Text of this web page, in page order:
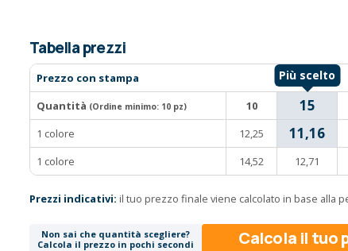
Tabella prezzi
Prezzo con stampa
Quantità (Ordine minimo: 10 pz) 10 15
1 colore
12,25 11,16
1 colore
14,52 12,71
Prezzi indicativi: il tuo prezzo finale viene calcolato in base alla
Non sai che quantità scegliere?
Calcola il prezzo in pochi secondi
Calcola il tuo